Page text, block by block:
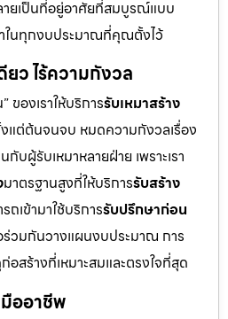
ายเป็นที่อยู่อาศัยที่สมบูรณ์แบบ
ในทุกงบประมาณที่คุณตั้งไว้
ยว ไร้ความกังวล
ของเราให้บริการรับเหมาสร้าง
ต่ต้นจนจบ หมดความกังวลเรื่อง
บผู้รับเหมาหลายฝ่าย เพราะเรา
มาตรฐานสูงที่ให้บริการรับสร้าง
ถเข้ามาใช้บริการรับปรึกษาก่อน
ร่วมกันวางแผนงบประมาณ การ
สร้างที่เหมาะสมและตรงใจที่สุด
ออาชีพ